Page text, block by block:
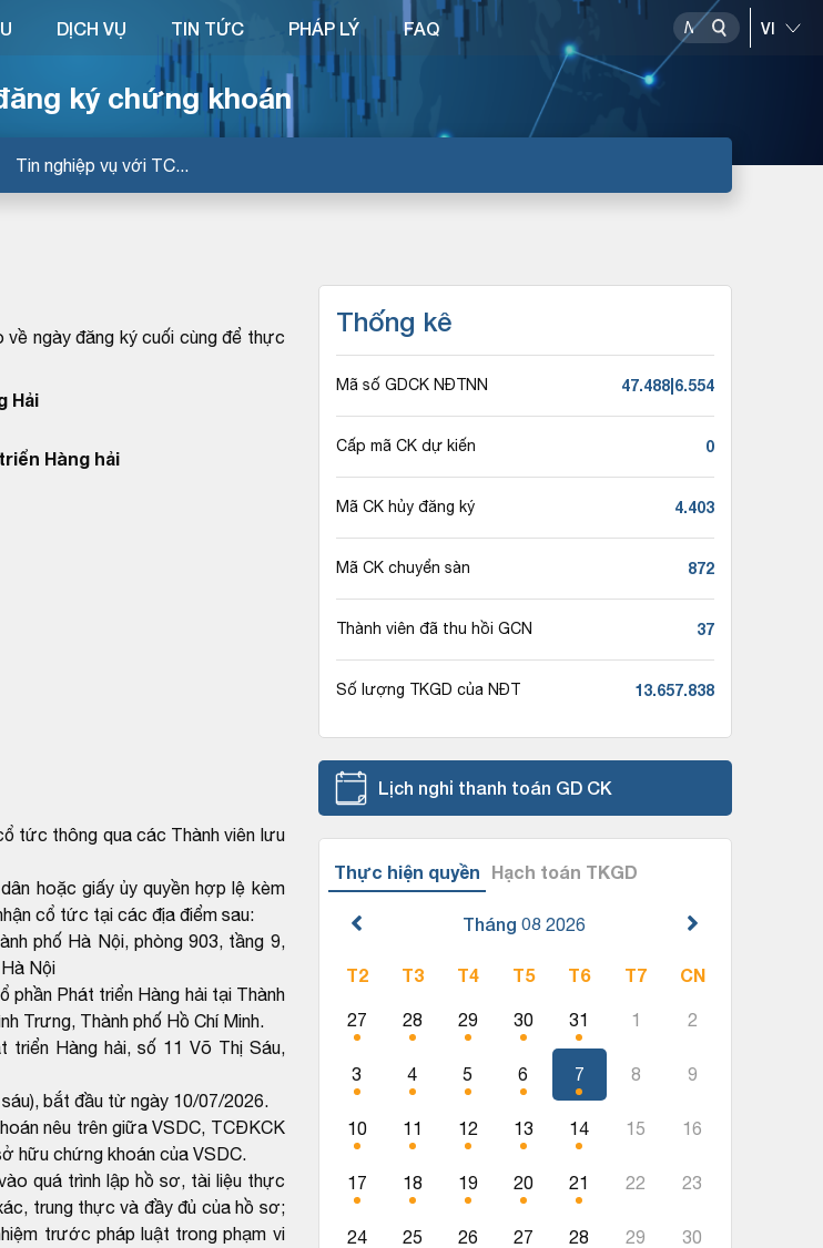
ký chứng khoán
Tin nghiệp vụ với TC...
DỊCH VỤ TIN TỨC PHÁP LÝ FAQ
ngày đăng ký cuối cùng để thực
Hải
Hàng hải
tức thông qua các Thành viên lưu
hoặc giấy ủy quyền hợp lệ kèm
cổ tức tại các địa điểm sau:
phố Hà Nội, phòng 903, tầng 9,
Nội
phần Phát triển Hàng hải tại Thành
Trưng, Thành phố Hồ Chí Minh.
Hàng hải, số 11 Võ Thị Sáu,
bắt đầu từ ngày 10/07/2026.
nêu trên giữa VSDC, TCĐKCK
hữu chứng khoán của VSDC.
quá trình lập hồ sơ, tài liệu thực
trung thực và đầy đủ của hồ sơ;
trước pháp luật trong phạm vi
Thống kê
Mã số GDCK NĐTNN 47.488|6.554
Cấp mã CK dự kiến 0
Mã CK hủy đăng ký 4.403
Mã CK chuyển sàn 872
Thành viên đã thu hồi GCN 37
Số lượng TKGD của NĐT 13.657.838
Lịch nghỉ thanh toán GD CK
Thực hiện quyền Hạch toán TKGD
Tháng 08 2026
T2 T3 T4 T5 T6 T7 CN
27 28 29 30 31 1 2
3 4 5 6 7 8 9
10 11 12 13 14 15 16
17 18 19 20 21 22 23
24 25 26 27 28 29 30